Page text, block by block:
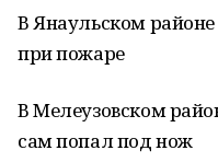
В Янаульском
при пожаре
В Мелеузовском
сам попал под нож